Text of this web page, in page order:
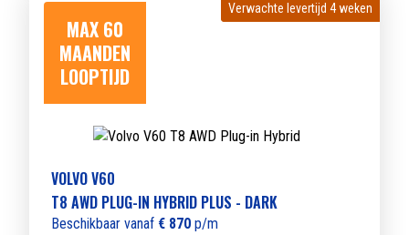
MAX 60
MAANDEN
LOOPTIJD
Verwachte levertijd 4 weken
Verwachte levertijd 4 weken
VOLVO V60
T8 AWD PLUG-IN HYBRID PLUS - DARK
Beschikbaar vanaf € 870 p/m